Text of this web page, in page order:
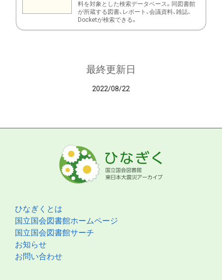
料を対象とした検索データベース。同図書館
が所蔵する図書、レポート、会議資料、雑誌、
Docketが検索できる。
最終更新日
2022/08/22
ひなぎくとは
国立国会図書館ホームページ
国立国会図書館サーチ
お知らせ
お問い合わせ